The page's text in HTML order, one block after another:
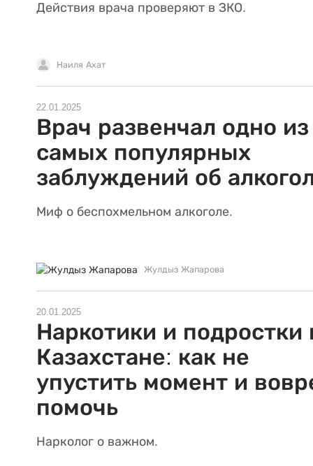
Действия врача проверяют в ЗКО.
Наиля Ахат
22.01.2025
Врач развенчал одно из
самых популярных
заблуждений об
Миф о беспохмельном алкоголе.
Жулдыз Жапарова
20.01.2025
Наркотики и подростки
Казахстане: как не
упустить момент и
помочь
Нарколог о важном.